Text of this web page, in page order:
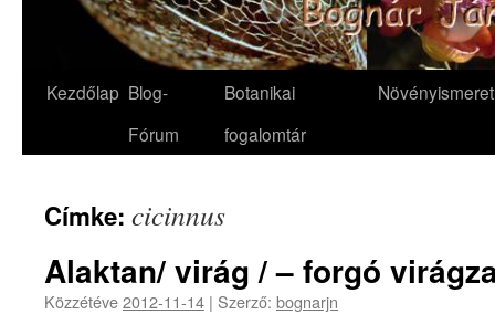
Kezdőlap Blog-
Fórum
Botanikai
fogalomtár
Növényismeret
Címke: cicinnus
Alaktan/ virág / – forgó
Közzétéve2012-11-14 | Szerző: bognarjn